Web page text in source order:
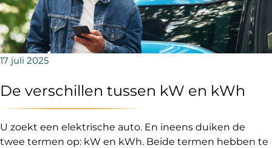
17 juli 2025
De verschillen tussen kW en kWh
U zoekt een elektrische auto. En ineens duiken de
twee termen op: kW en kWh. Beide termen hebben te